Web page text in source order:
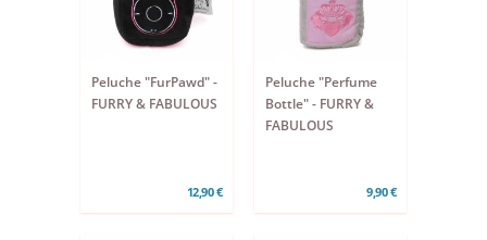
Peluche "FurPawd" -
FURRY & FABULOUS
12,90 €
Peluche "Perfume
Bottle" - FURRY &
FABULOUS
9,90 €